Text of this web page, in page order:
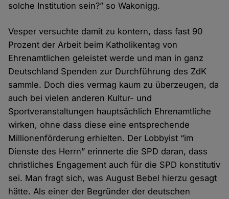
solche Institution sein?” so Wakonigg.
Vesper versuchte damit zu kontern, dass fast 90
Prozent der Arbeit beim Katholikentag von
Ehrenamtlichen geleistet werde und man in ganz
Deutschland Spenden zur Durchführung des ZdK
sammle. Doch dies vermag kaum zu überzeugen, da
auch bei vielen anderen Kultur- und
Sportveranstaltungen hauptsächlich Ehrenamtliche
wirken, ohne dass diese eine entsprechende
Millionenförderung erhielten. Der Lobbyist “im
Dienste des Herrn” erinnerte die SPD daran, dass
christliches Engagement auch für die SPD konstitutiv
sei. Man fragt sich, was August Bebel hierzu gesagt
hätte. Als einer der Begründer der deutschen